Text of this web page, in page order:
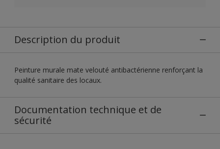
Description du produit
Peinture murale mate velouté antibactérienne renforçant la
qualité sanitaire des locaux.
Documentation technique et de
sécurité